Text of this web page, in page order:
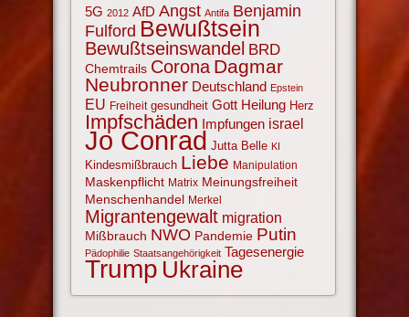
5G 2012 AfD Angst Antifa Benjamin
Fulford Bewußtsein
Bewußtseinswandel BRD
Chemtrails Corona Dagmar
Neubronner Deutschland Epstein
EU Freiheit gesundheit Gott Heilung Herz
Impfschäden Impfungen israel
Jo Conrad Jutta Belle KI
Kindesmißbrauch Liebe Manipulation
Maskenpflicht Matrix Meinungsfreiheit
Menschenhandel Merkel
Migrantengewalt migration
Mißbrauch NWO Pandemie Putin
Pädophilie Staatsangehörigkeit Tagesenergie
Trump Ukraine